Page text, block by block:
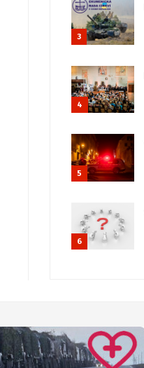
3
4
5
6